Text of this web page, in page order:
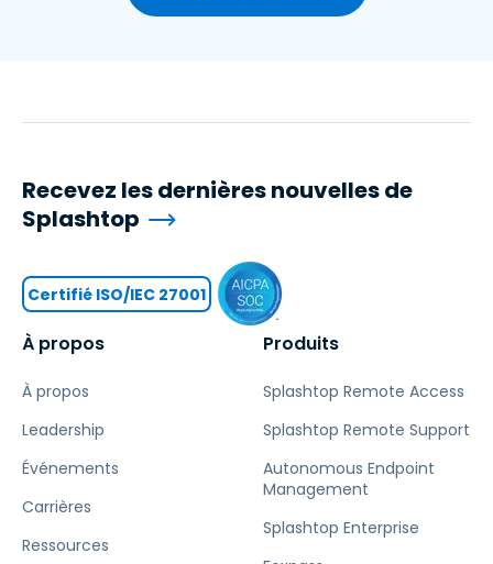
À propos
À propos
Leadership
Événements
Carrières
Ressources
Produits
Splashtop Remote Access
Splashtop Remote Support
Autonomous Endpoint
Management
Splashtop Enterprise
Recevez les dernières nouvelles de
Splashtop
Certifié ISO/IEC 27001